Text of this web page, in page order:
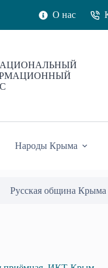
О нас
Народы Крыма
Русская община